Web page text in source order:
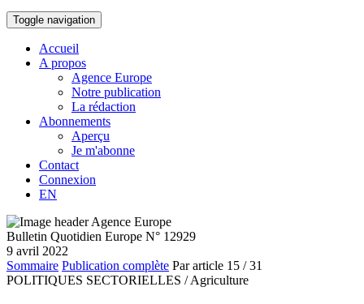
Toggle navigation
Accueil
A propos
Agence Europe
Notre publication
La rédaction
Abonnements
Aperçu
Je m'abonne
Contact
Connexion
EN
Bulletin Quotidien Europe N° 12929
9 avril 2022
Sommaire Publication complète Par article 15 / 31
POLITIQUES SECTORIELLES / Agriculture